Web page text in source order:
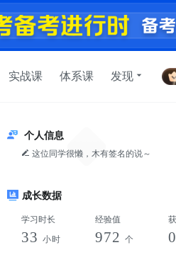
实战课 体系课 发现
个人信息
这位同学很懒，木有签名的说～
成长数据
学习时长
33 小时
经验值
972 个